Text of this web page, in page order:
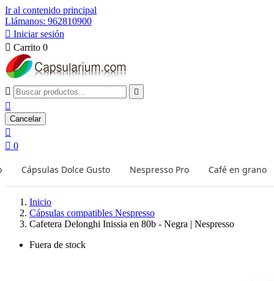
Ir al contenido principal
Llámanos: 962810900
 Iniciar sesión
 Carrito 0
 

Cancelar

 0
Cápsulas Dolce Gusto Nespresso Pro Café en grano
Inicio
Cápsulas compatibles Nespresso
Cafetera Delonghi Inissia en 80b - Negra | Nespresso
Fuera de stock